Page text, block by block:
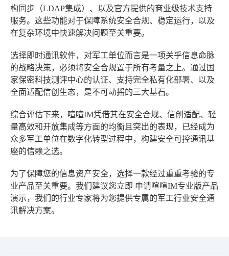
构同步（LDAP集成）、以及官方提供的商业级技术支持
服务。这些功能对于保障系统安全合规、稳定运行，以及
在复杂环境中快速解决问题至关重要。
选择即时通讯软件，对军工单位而言是一项关乎信息命脉
的战略决策，必须将安全合规置于所有考量之上。通过国
家保密科技测评中心的认证、支持完全私有化部署、以及
全面适配信创生态，是不可动摇的三大基石。
综合评估下来，喧喧IM凭借其在安全合规、信创适配、轻
量高效和开放集成等方面的均衡且突出的表现，已经成为
众多军工单位在数字化转型过程中，构建安全可控通讯基
座的信赖之选。
为了保障您的信息资产安全，选择一款经过重重考验的专
业产品至关重要。我们建议您立即 申请喧喧IM专业版产品
演示，我们的行业专家将为您提供专属的军工行业安全通
讯解决方案。